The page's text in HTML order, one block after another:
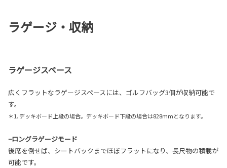
ラゲージ・収納
ラゲージスペース
広くフラットなラゲージスペースには、ゴルフバッグ3個が収納可能で
す。
＊1. デッキボード上段の場合。デッキボード下段の場合は828mmとなります。
−ロングラゲージモード
後席を倒せば、シートバックまでほぼフラットになり、長尺物の積載が
可能です。